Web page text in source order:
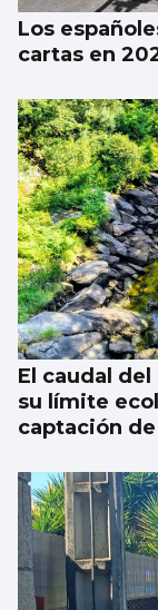
Los
cartas en
El caudal
su límite
captación